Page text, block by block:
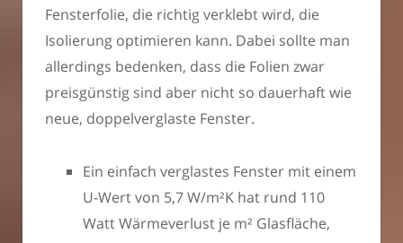
Fensterfolie, die richtig verklebt wird, die
Isolierung optimieren kann. Dabei sollte man
allerdings bedenken, dass die Folien zwar
preisgünstig sind aber nicht so dauerhaft wie
neue, doppelverglaste Fenster.
Ein einfach verglastes Fenster mit einem
U-Wert von 5,7 W/m²K hat rund 110
Watt Wärmeverlust je m² Glasfläche,